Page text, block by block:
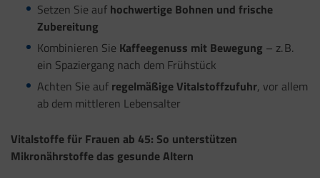
Setzen Sie auf hochwertige Bohnen und frische
Zubereitung
Kombinieren Sie Kaffeegenuss mit Bewegung – z. B.
ein Spaziergang nach dem Frühstück
Achten Sie auf regelmäßige Vitalstoffzufuhr, vor allem
ab dem mittleren Lebensalter
Vitalstoffe für Frauen ab 45: So unterstützen
Mikronährstoffe das gesunde Altern